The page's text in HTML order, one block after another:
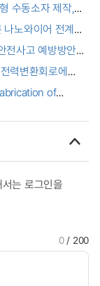
수동소자 제작,
노와이어 전계
Model of
by Top-
Results
전사고 예방방안
력변환회로에
circuit
film inductor
of
는 로그인을
0/ 200